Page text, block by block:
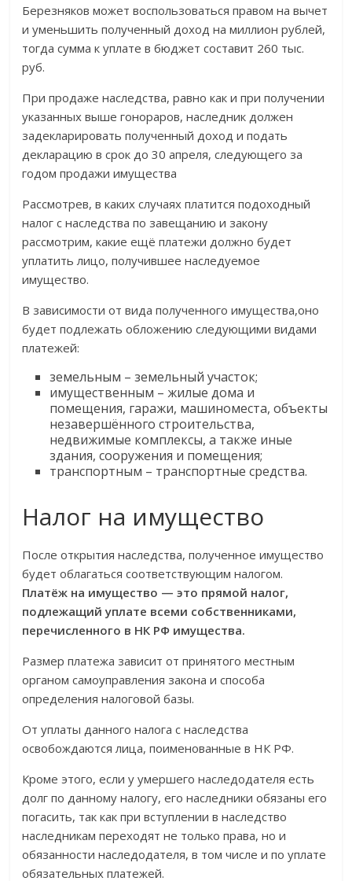
Березняков может воспользоваться правом на вычет
и уменьшить полученный доход на миллион рублей,
тогда сумма к уплате в бюджет составит 260 тыс.
руб.
При продаже наследства, равно как и при получении
указанных выше гонораров, наследник должен
задекларировать полученный доход и подать
декларацию в срок до 30 апреля, следующего за
годом продажи имущества
Рассмотрев, в каких случаях платится подоходный
налог с наследства по завещанию и закону
рассмотрим, какие ещё платежи должно будет
уплатить лицо, получившее наследуемое
имущество.
В зависимости от вида полученного имущества,оно
будет подлежать обложению следующими видами
платежей:
земельным – земельный участок;
имущественным – жилые дома и
помещения, гаражи, машиноместа, объекты
незавершённого строительства,
недвижимые комплексы, а также иные
здания, сооружения и помещения;
транспортным – транспортные средства.
Налог на имущество
После открытия наследства, полученное имущество
будет облагаться соответствующим налогом.
Платёж на имущество — это прямой налог,
подлежащий уплате всеми собственниками,
перечисленного в НК РФ имущества.
Размер платежа зависит от принятого местным
органом самоуправления закона и способа
определения налоговой базы.
От уплаты данного налога с наследства
освобождаются лица, поименованные в НК РФ.
Кроме этого, если у умершего наследодателя есть
долг по данному налогу, его наследники обязаны его
погасить, так как при вступлении в наследство
наследникам переходят не только права, но и
обязанности наследодателя, в том числе и по уплате
обязательных платежей.